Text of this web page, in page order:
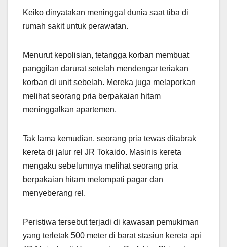
Keiko dinyatakan meninggal dunia saat tiba di
rumah sakit untuk perawatan.
Menurut kepolisian, tetangga korban membuat
panggilan darurat setelah mendengar teriakan
korban di unit sebelah. Mereka juga melaporkan
melihat seorang pria berpakaian hitam
meninggalkan apartemen.
Tak lama kemudian, seorang pria tewas ditabrak
kereta di jalur rel JR Tokaido. Masinis kereta
mengaku sebelumnya melihat seorang pria
berpakaian hitam melompati pagar dan
menyeberang rel.
Peristiwa tersebut terjadi di kawasan pemukiman
yang terletak 500 meter di barat stasiun kereta api